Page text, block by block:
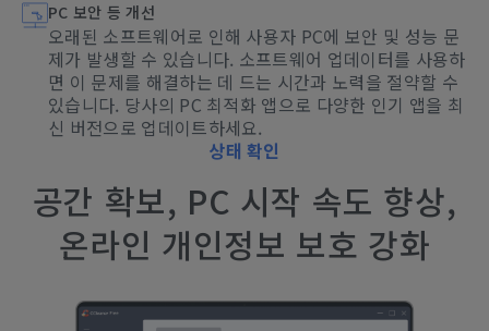
PC 보안 등 개선
오래된 소프트웨어로 인해 사용자 PC에 보안 및 성능 문
제가 발생할 수 있습니다. 소프트웨어 업데이터를 사용하
면 이 문제를 해결하는 데 드는 시간과 노력을 절약할 수
있습니다. 당사의 PC 최적화 앱으로 다양한 인기 앱을 최
신 버전으로 업데이트하세요.
상태 확인
공간 확보, PC 시작 속도 향상,
온라인 개인정보 보호 강화